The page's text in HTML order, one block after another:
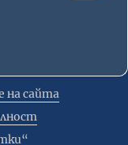
на сайта